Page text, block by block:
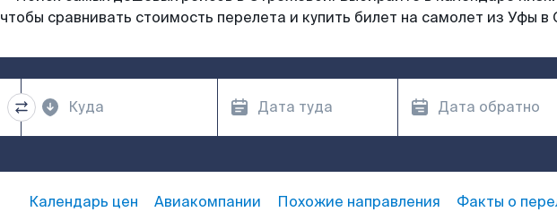
чтобы сравнивать стоимость перелета и купить билет на самолет из Уфы
Календарь цен Авиакомпании Похожие направления Факты о